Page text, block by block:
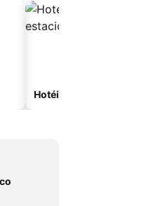
Hotéis com estacionamento